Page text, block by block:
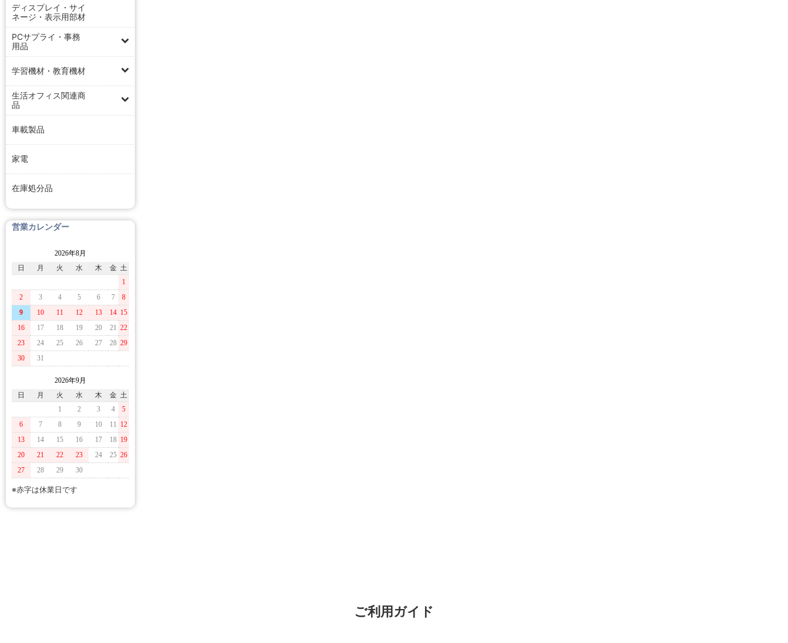
ディスプレイ・サイ
ネージ・表示用部材
PCサプライ・事務
用品
学習機材・教育機材
生活オフィス関連商
品
車載製品
家電
在庫処分品
営業カレンダー
2026年8月
日
月 火 水 木 金 土
1
2
3 4 5 6 7
8
9
10 11 12 13 14 15
16
17 18 19 20 21 22
23
24 25 26 27 28 29
30
31
2026年9月
日
月 火 水 木 金 土
1
2 3 4
5
6
7 8 9 10 11 12
13
14 15 16 17 18 19
20
21 22 23 24 25 26
27
28 29 30
※赤字は休業日です
ご利用ガイド